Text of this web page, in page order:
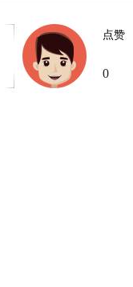
点赞
0